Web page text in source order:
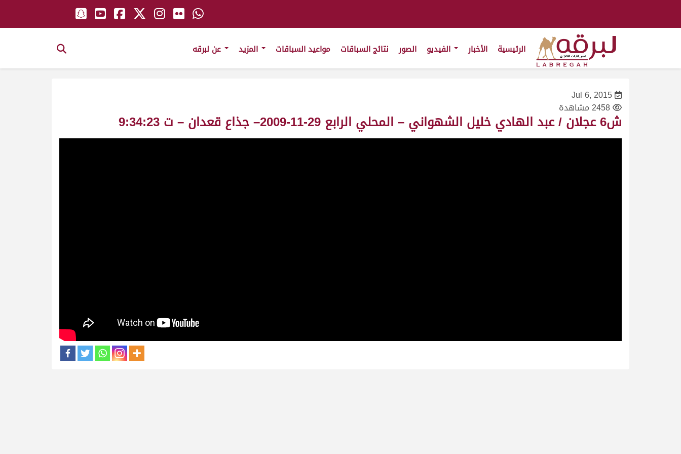
الرئيسية الأخبار الصور نتائج السباقات مواعيد السباقات
Jul 6, 2015
2458 مشاهدة
ش6 عجلان / عبد الهادي خليل الشهواني – المحلي الرابع 29-11-2009– جذاع قعدان – ت 9:34:23